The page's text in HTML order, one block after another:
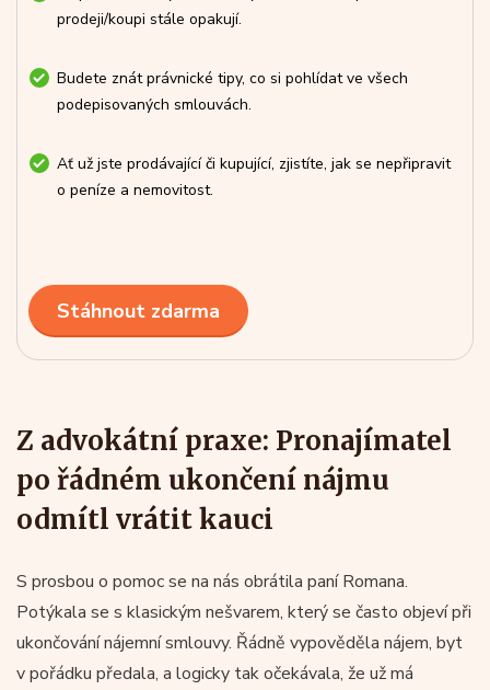
prodeji/koupi stále opakují.
Budete znát právnické tipy, co si pohlídat ve všech
podepisovaných smlouvách.
Ať už jste prodávající či kupující, zjistíte, jak se nepřipravit
o peníze a nemovitost.
Stáhnout zdarma
Z advokátní praxe: Pronajímatel
po řádném ukončení nájmu
odmítl vrátit kauci
S prosbou o pomoc se na nás obrátila paní Romana.
Potýkala se s klasickým nešvarem, který se často objeví při
ukončování nájemní smlouvy. Řádně vypověděla nájem, byt
v pořádku předala, a logicky tak očekávala, že už má